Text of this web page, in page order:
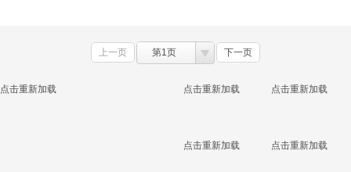
上一页 第1页 下一页
点击重新加载 点击重新加载 点击重新加载
点击重新加载 点击重新加载